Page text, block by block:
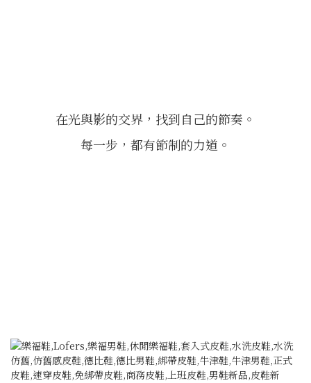
在光與影的交界，找到自己的節奏。
每一步，都有節制的力道。